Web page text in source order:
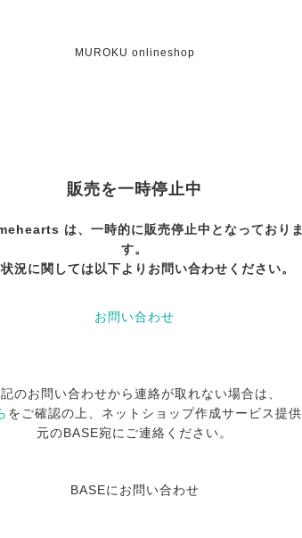
MUROKU onlineshop
販売を一時停止中
は、一時的に販売停止中となっておりま
す。
況に関しては以下よりお問い合わせください。
お問い合わせ
記のお問い合わせから連絡が取れない場合は、
をご確認の上、ネットショップ作成サービス提供
元のBASE宛にご連絡ください。
BASEにお問い合わせ